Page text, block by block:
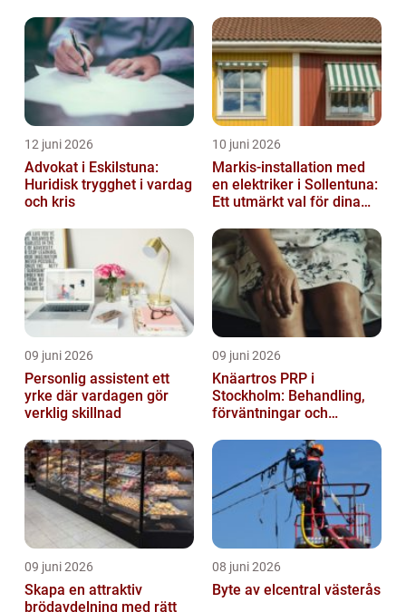
12 juni 2026
Advokat i Eskilstuna:
Huridisk trygghet i vardag
och kris
10 juni 2026
Markis-installation med
en elektriker i Sollentuna:
Ett utmärkt val för dina
09 juni 2026
Personlig assistent ett
yrke där vardagen gör
verklig skillnad
09 juni 2026
Knäartros PRP i
Stockholm: Behandling,
förväntningar och
09 juni 2026
Skapa en attraktiv
brödavdelning med rätt
08 juni 2026
Byte av elcentral västerås